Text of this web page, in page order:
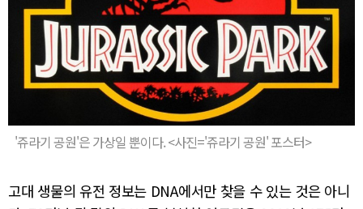
'쥬라기 공원'은 가상일 뿐이다. <사진='쥬라기 공원' 포스터>
고대 생물의 유전 정보는 DNA에서만 찾을 수 있는 것은 아니